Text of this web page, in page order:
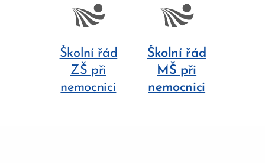
Školní řád
ZŠ při
nemocnici
Školní řád
MŠ při
nemocnici